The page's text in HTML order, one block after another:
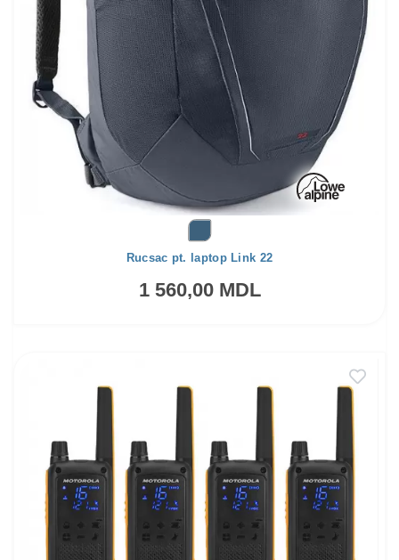
Rucsac pt. laptop Link 22
1 560,00 MDL